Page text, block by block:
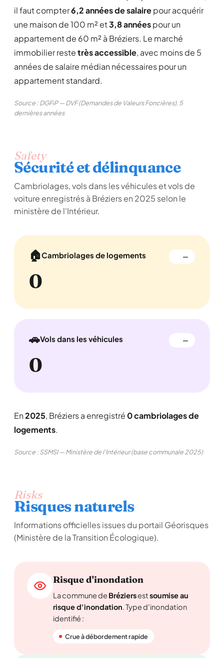
il faut compter6,2 années de salairepour acquérir
une maison de 100 m² et3,8 annéespour un
appartement de 60 m² à Bréziers. Le marché
immobilier restetrès accessible, avec moins de 5
années de salaire médian nécessaires pour un
appartement standard.
Source : DGFiP — DVF (Demandes de Valeurs Foncières), 5
dernières années
Safety
Sécurité et délinquance
Cambriolages, vols dans les véhicules et vols de
voiture enregistrés à Bréziers en 2025 selon le
ministère de l'Intérieur.
🏠Cambriolages de logements —
0
🚗Vols dans les véhicules —
0
En2025, Bréziers a enregistré 0 cambriolages de
logements.
Source : SSMSI — Ministère de l'Intérieur (base communale 2025)
Risks
Risques naturels
Informations officielles issues du portail Géorisques
(Ministère de la Transition Écologique).
Risque d'inondation
La commune de Bréziersestsoumise au
risque d'inondation. Type d'inondation
identifié :
Crue à débordement rapide